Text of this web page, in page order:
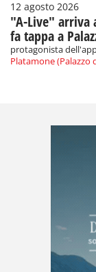
12 agosto 2026
"A-Live" arriva
fa tappa a
protagonista
Platamone (Palazzo